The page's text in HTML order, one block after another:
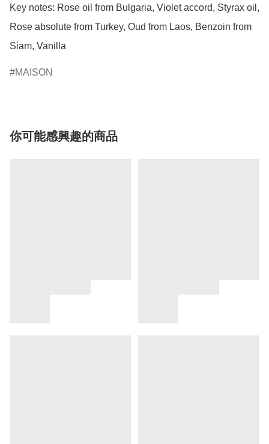
Key notes: Rose oil from Bulgaria, Violet accord, Styrax oil,
Rose absolute from Turkey, Oud from Laos, Benzoin from
Siam, Vanilla
MAISON
你可能感興趣的商品